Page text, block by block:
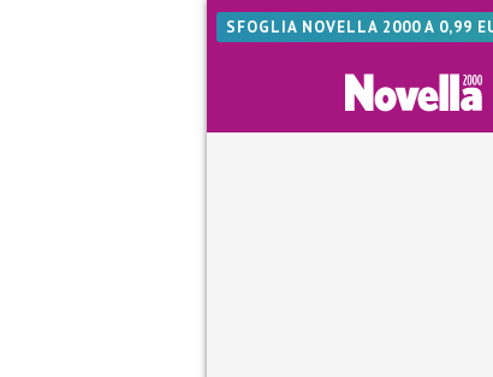
SFOGLIA NOVELLA 2000 A 0,99